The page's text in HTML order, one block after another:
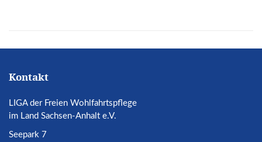
Kontakt
LIGA der Freien Wohlfahrtspflege
im Land Sachsen-Anhalt e.V.
Seepark 7